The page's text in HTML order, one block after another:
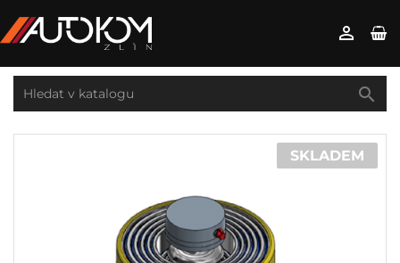


SKLADEM